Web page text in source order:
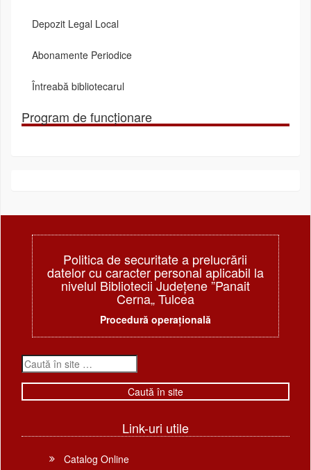
Depozit Legal Local
Abonamente Periodice
Întreabă bibliotecarul
Program de funcționare
Politica de securitate a prelucrării
datelor cu caracter personal aplicabil la
nivelul Bibliotecii Judeţene ”Panait
Cerna„ Tulcea
Procedură operațională
Link-uri utile
Catalog Online